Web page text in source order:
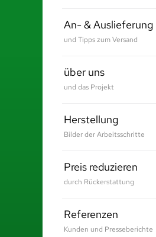
An- & Auslieferung
und Tipps zum Versand
über uns
und das Projekt
Herstellung
Bilder der Arbeitsschritte
Preis reduzieren
durch Rückerstattung
Referenzen
Kunden und Presseberichte